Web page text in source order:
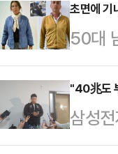
사와
날 열
홀'에
갈등
회사
러 가
초면에 기
50대
다.11
나로
B(59)
내에
"40兆도
삼성
조'로